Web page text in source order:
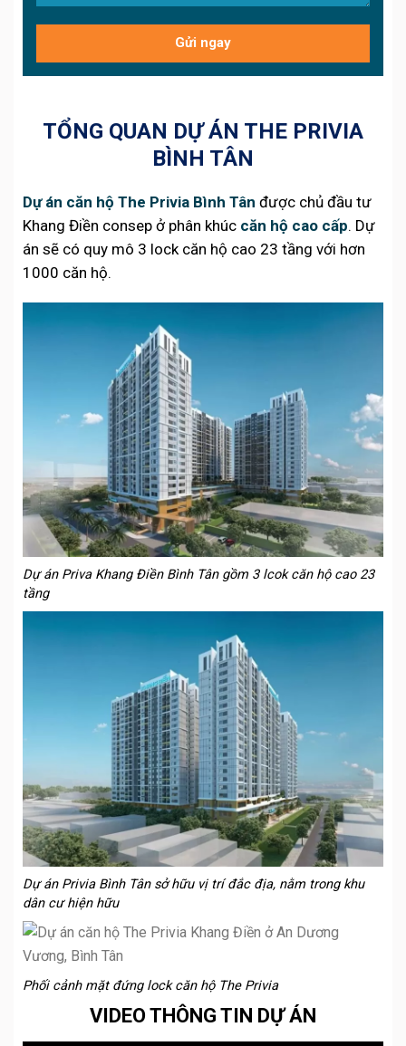
TỔNG QUAN DỰ ÁN THE PRIVIA
BÌNH TÂN
Dự án căn hộ The Privia Bình Tân được chủ đầu tư
Khang Điền consep ở phân khúc căn hộ cao cấp. Dự
án sẽ có quy mô 3 lock căn hộ cao 23 tầng với hơn
1000 căn hộ.
Dự án Priva Khang Điền Bình Tân gồm 3 lcok căn hộ cao 23
tầng
Dự án Privia Bình Tân sở hữu vị trí đắc địa, nằm trong khu
dân cư hiện hữu
Phối cảnh mặt đứng lock căn hộ The Privia
VIDEO THÔNG TIN DỰ ÁN